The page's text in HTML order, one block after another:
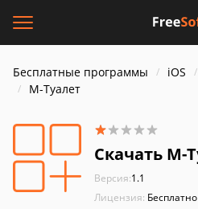
Бесплатные программы iOS
М-Туалет
Скачать М-
Версия:1.1
Лицензия: